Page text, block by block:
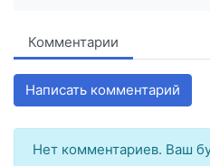
Комментарии
Написать комментарий
Нет комментариев. Ваш